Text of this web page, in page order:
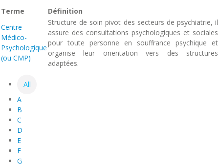
Terme
Définition
Centre
Médico-
Psychologique
(ou CMP)
Structure de soin pivot des secteurs de psychiatrie, il
assure des consultations psychologiques et sociales
pour toute personne en souffrance psychique et
organise leur orientation vers des structures
adaptées.
All
A
B
C
D
E
F
G